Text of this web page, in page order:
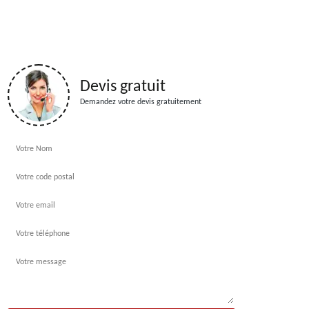
Devis gratuit
Demandez votre devis gratuitement